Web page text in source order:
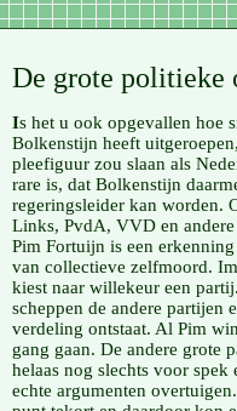
De grote politieke
Is het u ook opgevallen hoe
Bolkenstijn heeft
pleefiguur zou slaan als
rare is, dat Bolkenstijn
regeringsleider kan worden.
Links, PvdA, VVD en andere
Pim Fortuijn is een
van collectieve zelfmoord.
kiest naar willekeur een
scheppen de andere
verdeling ontstaat. Al Pim
gang gaan. De andere grote
helaas nog slechts voor
echte argumenten